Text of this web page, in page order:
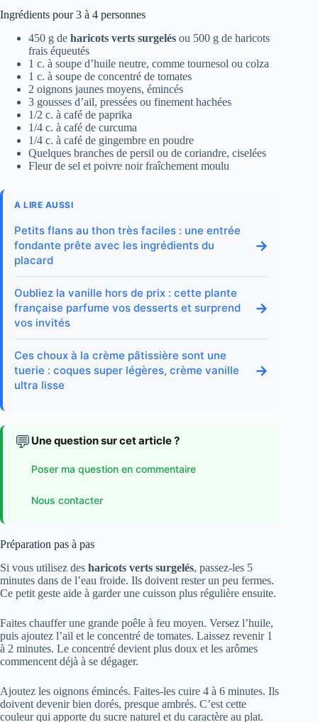
Ingrédients pour 3 à 4 personnes
450 g de haricots verts surgelés ou 500 g de haricots
frais équeutés
1 c. à soupe d’huile neutre, comme tournesol ou colza
1 c. à soupe de concentré de tomates
2 oignons jaunes moyens, émincés
3 gousses d’ail, pressées ou finement hachées
1/2 c. à café de paprika
1/4 c. à café de curcuma
1/4 c. à café de gingembre en poudre
Quelques branches de persil ou de coriandre, ciselées
Fleur de sel et poivre noir fraîchement moulu
A LIRE AUSSI
Petits flans au thon très faciles : une entrée
fondante prête avec les ingrédients du
placard
→
Oubliez la vanille hors de prix : cette plante
française parfume vos desserts et surprend
vos invités
→
Ces choux à la crème pâtissière sont une
tuerie : coques super légères, crème vanille
ultra lisse
→
💬 Une question sur cet article ?
Poser ma question en commentaire
Nous contacter
Préparation pas à pas
Si vous utilisez des haricots verts surgelés, passez-les 5
minutes dans de l’eau froide. Ils doivent rester un peu fermes.
Ce petit geste aide à garder une cuisson plus régulière ensuite.
Faites chauffer une grande poêle à feu moyen. Versez l’huile,
puis ajoutez l’ail et le concentré de tomates. Laissez revenir 1
à 2 minutes. Le concentré devient plus doux et les arômes
commencent déjà à se dégager.
Ajoutez les oignons émincés. Faites-les cuire 4 à 6 minutes. Ils
doivent devenir bien dorés, presque ambrés. C’est cette
couleur qui apporte du sucre naturel et du caractère au plat.